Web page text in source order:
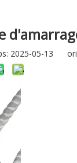
2025-05-13